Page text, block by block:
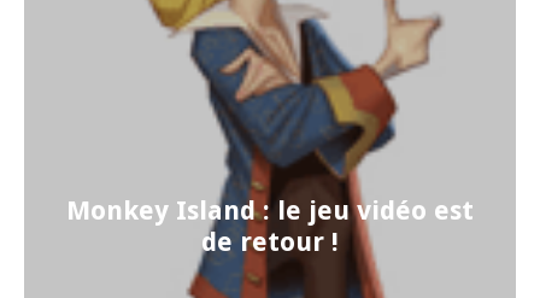
Monkey Island : le jeu vidéo est
de retour !